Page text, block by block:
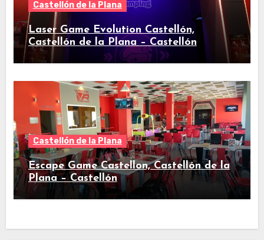
Castellón de la Plana
Laser Game Evolution Castellón,
Castellón de la Plana – Castellón
Castellón de la Plana
Escape Game Castellon, Castellón de la
Plana – Castellón